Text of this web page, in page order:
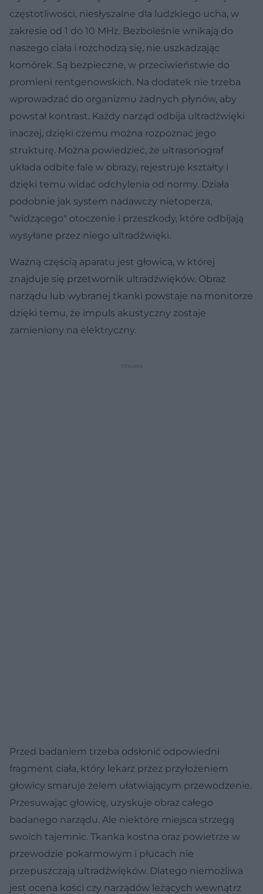
częstotliwości, niesłyszalne dla ludzkiego ucha, w
zakresie od 1 do 10 MHz. Bezboleśnie wnikają do
naszego ciała i rozchodzą się, nie uszkadzając
komórek. Są bezpieczne, w przeciwieństwie do
promieni rentgenowskich. Na dodatek nie trzeba
wprowadzać do organizmu żadnych płynów, aby
powstał kontrast. Każdy narząd odbija ultradźwięki
inaczej, dzięki czemu można rozpoznać jego
strukturę. Można powiedzieć, że ultrasonograf
układa odbite fale w obrazy, rejestruje kształty i
dzięki temu widać odchylenia od normy. Działa
podobnie jak system nadawczy nietoperza,
"widzącego" otoczenie i przeszkody, które odbijają
wysyłane przez niego ultradźwięki.
Ważną częścią aparatu jest głowica, w której
znajduje się przetwornik ultradźwięków. Obraz
narządu lub wybranej tkanki powstaje na monitorze
dzięki temu, że impuls akustyczny zostaje
zamieniony na elektryczny.
Przed badaniem trzeba odsłonić odpowiedni
fragment ciała, który lekarz przez przyłożeniem
głowicy smaruje żelem ułatwiającym przewodzenie.
Przesuwając głowicę, uzyskuje obraz całego
badanego narządu. Ale niektóre miejsca strzegą
swoich tajemnic. Tkanka kostna oraz powietrze w
przewodzie pokarmowym i płucach nie
przepuszczają ultradźwięków. Dlatego niemożliwa
jest ocena kości czy narządów leżących wewnątrz